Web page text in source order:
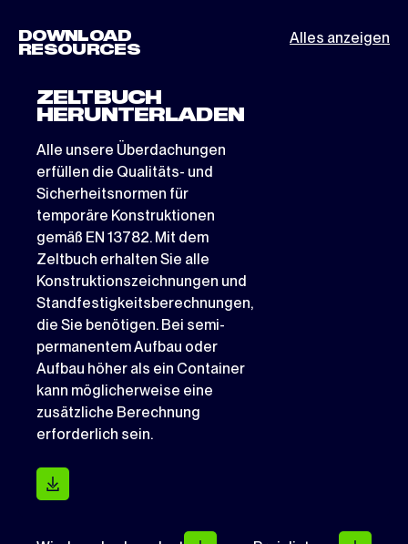
DOWNLOAD
RESOURCES
Alles anzeigen
ZELTBUCH
HERUNTERLADEN
Alle unsere Überdachungen
erfüllen die Qualitäts- und
Sicherheitsnormen für
temporäre Konstruktionen
gemäß EN 13782. Mit dem
Zeltbuch erhalten Sie alle
Konstruktionszeichnungen und
Standfestigkeitsberechnungen,
die Sie benötigen. Bei semi-
permanentem Aufbau oder
Aufbau höher als ein Container
kann möglicherweise eine
zusätzliche Berechnung
erforderlich sein.